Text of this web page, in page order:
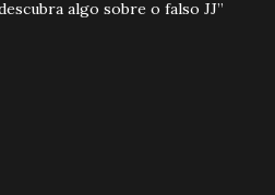
algo sobre o falso JJ”